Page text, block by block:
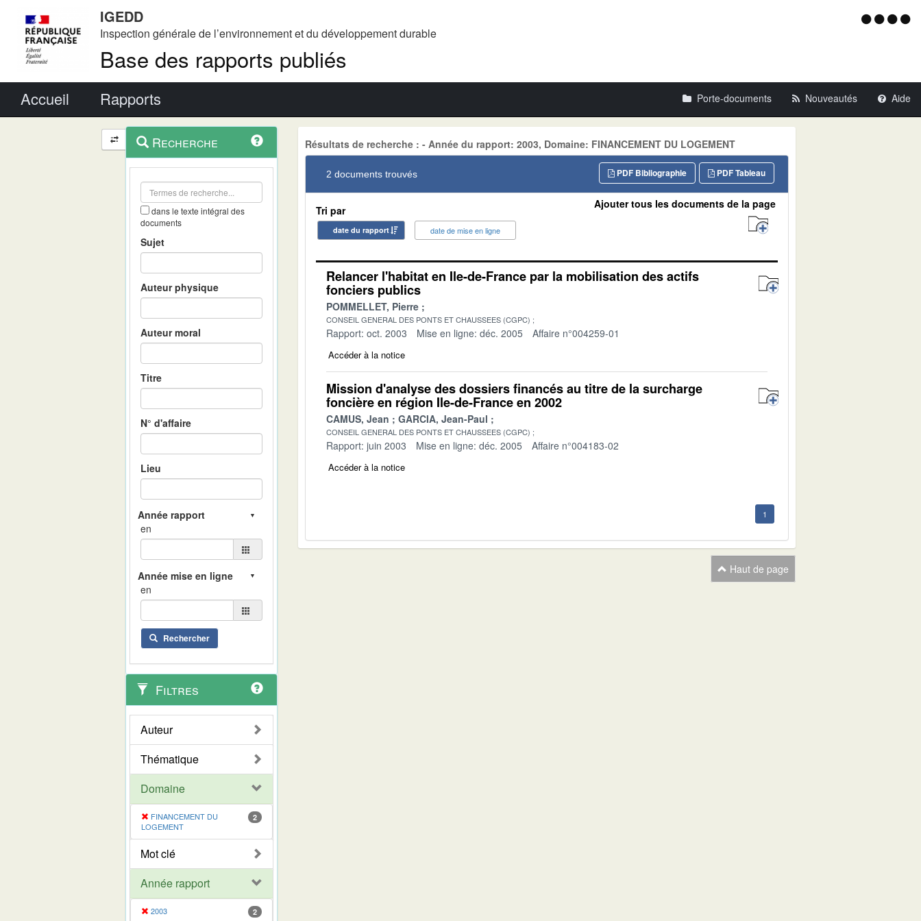
IGEDD
Inspection générale de l’environnement et du développement durable
Base des rapports publiés
Menu
Accueil Rapports Porte-documents Nouveautés Aide
Navigation
et
outils
contextuel
Recherche
dans le texte intégral des
documents
Sujet
Auteur physique
Auteur moral
Titre
N° d'affaire
Lieu
en
en
Rechercher
Filtres
Auteur
Thématique
Domaine
FINANCEMENT DU
LOGEMENT
2
Mot clé
Année rapport
2003 2
Résultats de recherche : - Année du rapport: 2003, Domaine: FINANCEMENT DU LOGEMENT
2 documents trouvés PDF Tableau
PDF Bibliographie
Tri par
date du rapport date de mise en ligne
Ajouter tous les documents de la page
Relancer l'habitat en Ile-de-France par la mobilisation des actifs
fonciers publics
POMMELLET, Pierre
CONSEIL GENERAL DES PONTS ET CHAUSSEES (CGPC)
Rapport: oct. 2003 Mise en ligne: déc. 2005 Affaire n°004259-01
Accéder à la notice
Mission d'analyse des dossiers financés au titre de la surcharge
foncière en région Ile-de-France en 2002
CAMUS, Jean GARCIA, Jean-Paul
CONSEIL GENERAL DES PONTS ET CHAUSSEES (CGPC)
Rapport: juin 2003 Mise en ligne: déc. 2005 Affaire n°004183-02
Accéder à la notice
1
Haut de page